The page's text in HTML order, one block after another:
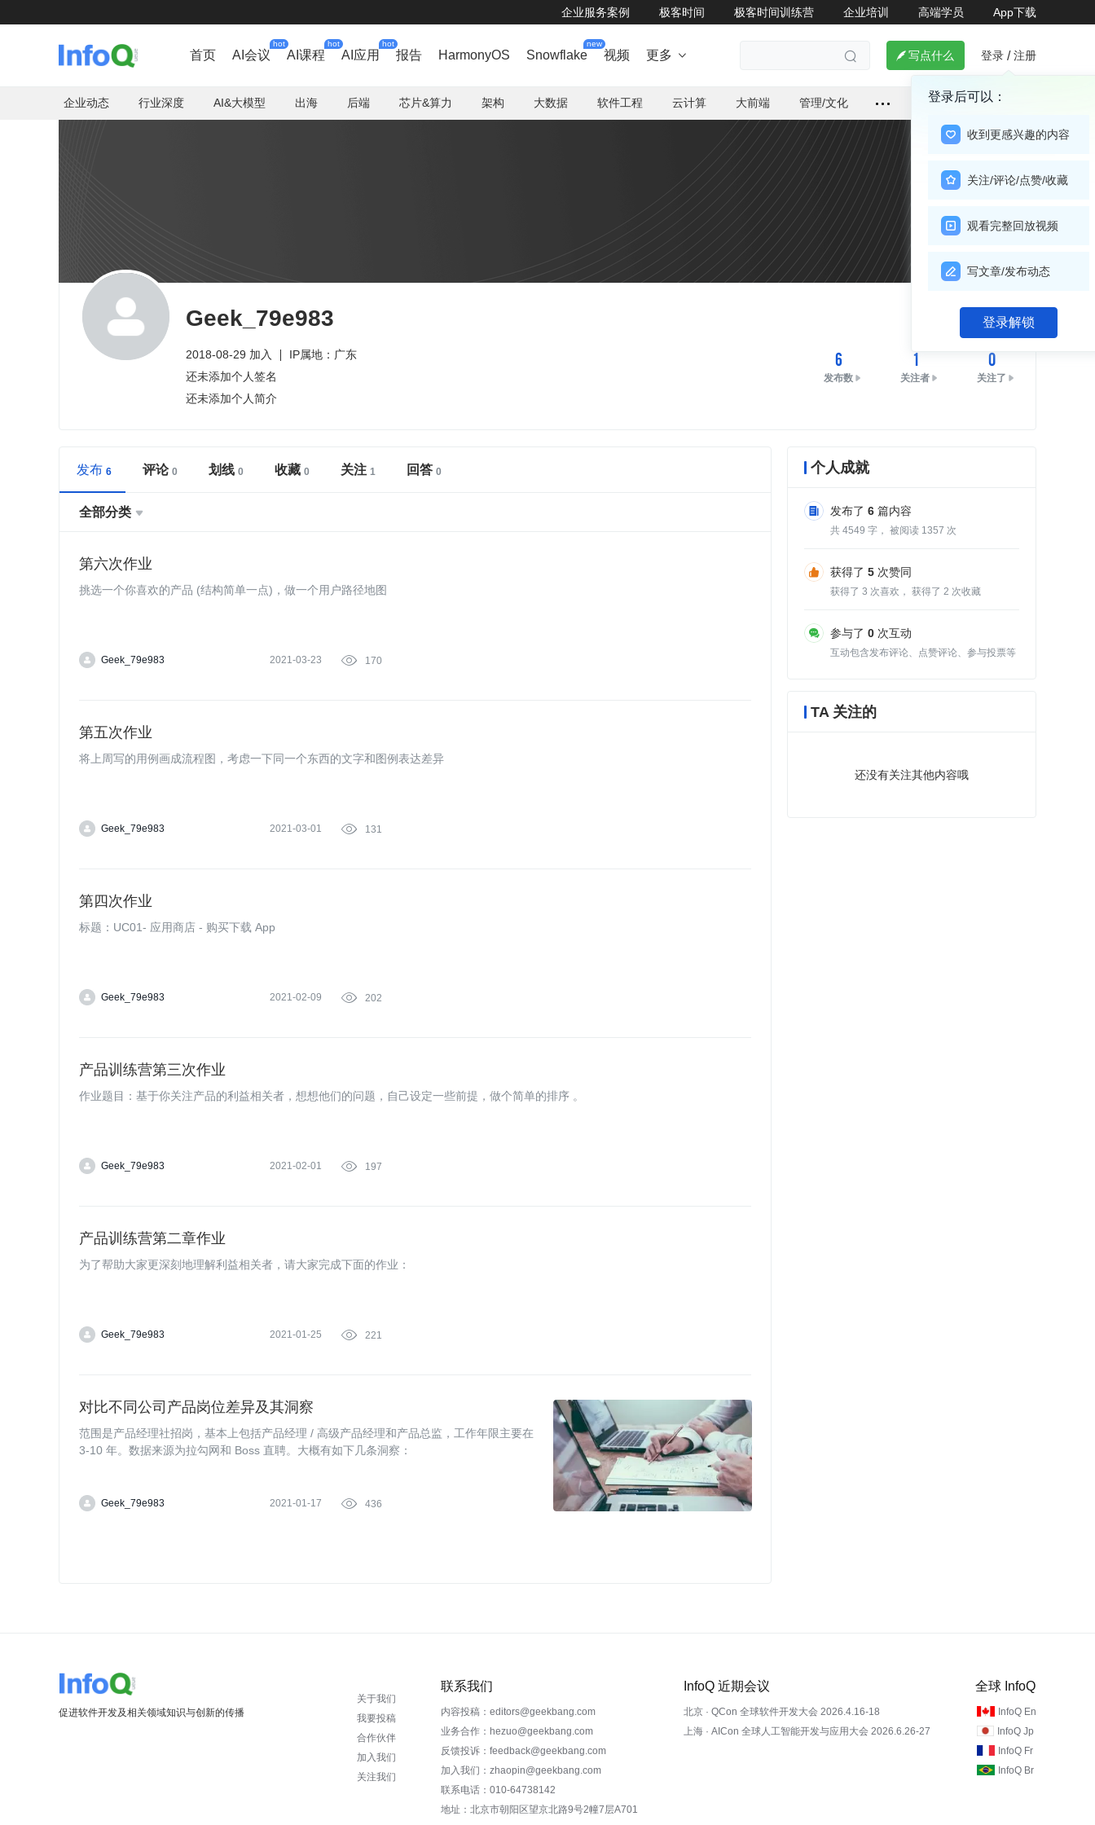
企业服务案例 极客时间 极客时间训练营 企业培训 高端学员 App下载
首页 AI会议
hot
AI课程
hot
AI应用
hot
报告 HarmonyOS Snowflake
new
视频 更多    写点什么 登录 / 注册
登录后可以：
收到更感兴趣的内容
关注/评论/点赞/收藏
观看完整回放视频
写文章/发布动态
登录解锁
企业动态 行业深度 AI&大模型 出海 后端 芯片&算力 架构 大数据 软件工程 云计算 大前端 管理/文化
Geek_79e983
2018-08-29 加入
IP属地：广东
还未添加个人签名
还未添加个人简介
关注
6
发布数
1
关注者
0
关注了
发布 评论 划线 收藏 关注 回答
全部分类 
第六次作业
挑选一个你喜欢的产品 (结构简单一点)，做一个用户路径地图
Geek_79e983 2021-03-23  170
第五次作业
将上周写的用例画成流程图，考虑一下同一个东⻄的文字和图例表达差异
Geek_79e983 2021-03-01  131
第四次作业
标题：UC01- 应用商店 - 购买下载 App
Geek_79e983 2021-02-09  202
产品训练营第三次作业
作业题目：基于你关注产品的利益相关者，想想他们的问题，自己设定一些前提，做个简单的排序 。
Geek_79e983 2021-02-01  197
产品训练营第二章作业
为了帮助大家更深刻地理解利益相关者，请大家完成下面的作业：
Geek_79e983 2021-01-25  221
对比不同公司产品岗位差异及其洞察
范围是产品经理社招岗，基本上包括产品经理 / 高级产品经理和产品总监，工作年限主要在
3-10 年。数据来源为拉勾网和 Boss 直聘。大概有如下几条洞察：
Geek_79e983 2021-01-17  436
个人成就
发布了 6 篇内容
共 4549 字， 被阅读 1357 次
获得了 5 次赞同
获得了 3 次喜欢， 获得了 2 次收藏
参与了 0 次互动
互动包含发布评论、点赞评论、参与投票等
TA 关注的
还没有关注其他内容哦
促进软件开发及相关领域知识与创新的传播
关于我们
我要投稿
合作伙伴
加入我们
关注我们
联系我们
内容投稿：editors@geekbang.com
业务合作：hezuo@geekbang.com
反馈投诉：feedback@geekbang.com
加入我们：zhaopin@geekbang.com
联系电话：010-64738142
地址：北京市朝阳区望京北路9号2幢7层A701
InfoQ 近期会议
北京 · QCon 全球软件开发大会 2026.4.16-18
上海 · AICon 全球人工智能开发与应用大会 2026.6.26-27
全球 InfoQ
InfoQ En
InfoQ Jp
InfoQ Fr
InfoQ Br